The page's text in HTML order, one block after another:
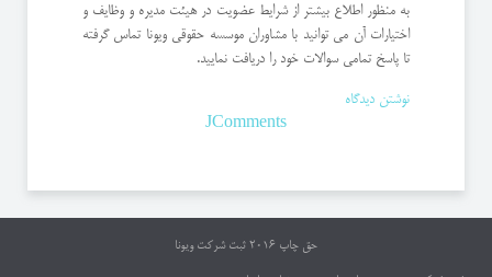
به منظور اطلاع بیشتر از شرایط عضویت در هیئت مدیره و وظایف و
اختیارات آن می توانید با مشاوران موسسه حقوقی ویونا تماس گرفته
تا پاسخ تمامی سوالات خود را دریافت نمایید.
نوشتن دیدگاه
JComments
حق چاپ 2016 ثبت شرکت ویونا